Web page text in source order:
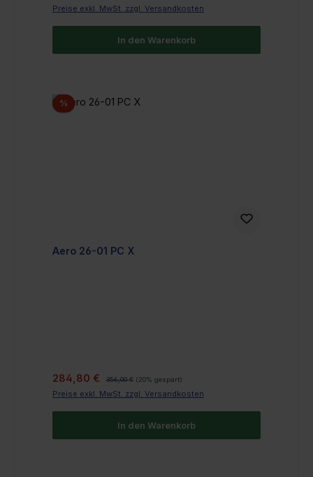
Preise exkl. MwSt. zzgl. Versandkosten
In den Warenkorb
%Rabatt
Aero 26-01 PC X
Verkaufspreis:
284,80 € Regulärer Preis:
356,00 € (20% gespart)
Preise exkl. MwSt. zzgl. Versandkosten
In den Warenkorb